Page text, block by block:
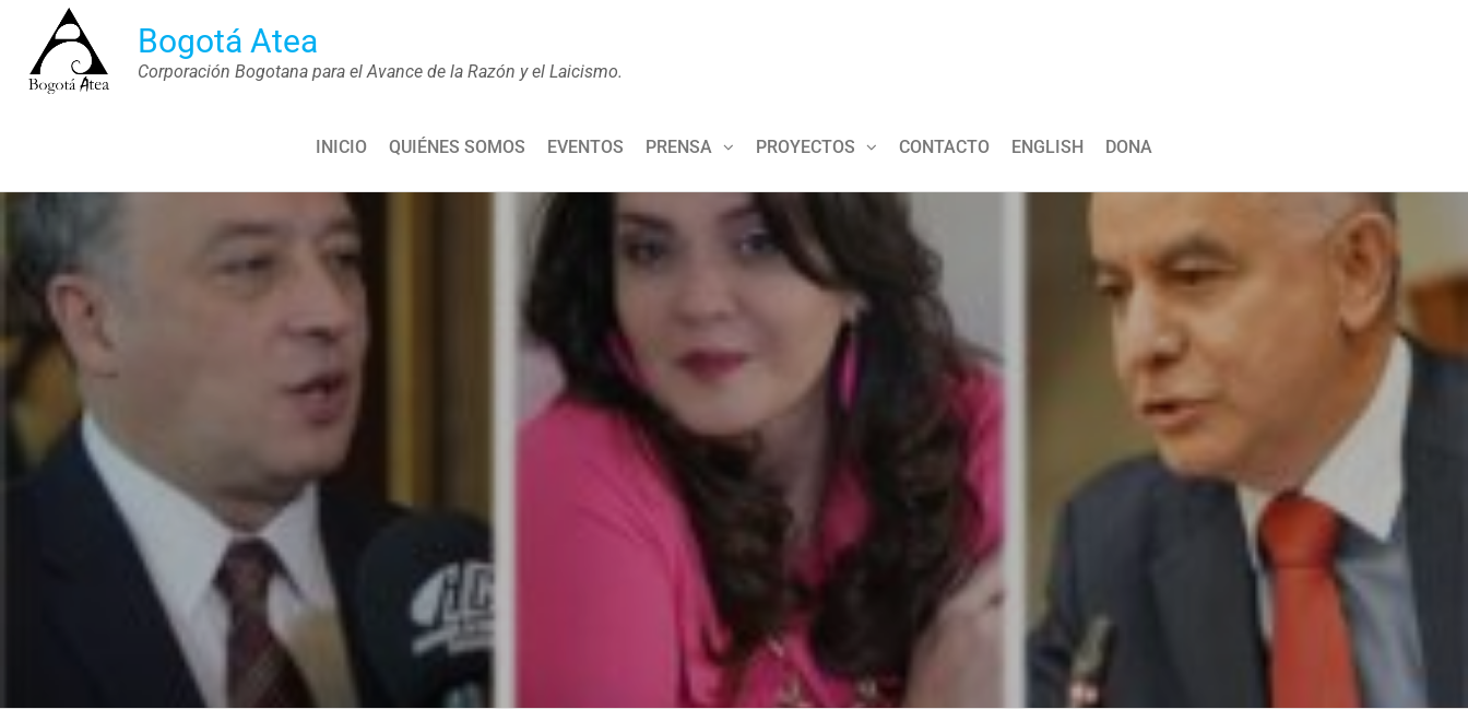
contenido
Bogotá Atea
Corporación Bogotana para el Avance de la Razón y el Laicismo.
INICIO QUIÉNES SOMOS EVENTOS PRENSA PROYECTOS CONTACTO ENGLISH DONA